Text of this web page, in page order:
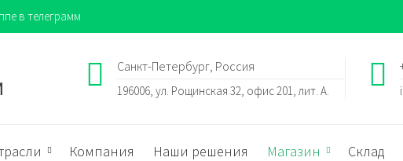
в телеграмм
Санкт-Петербург, Россия
196006, ул. Рощинская 32, офис 201, лит. А.
Компания Наши решения Магазин Склад